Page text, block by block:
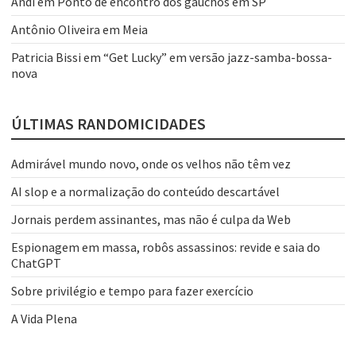
Antônio Oliveira em Meia
Patricia Bissi em “Get Lucky” em versão jazz-samba-bossa-
nova
ÚLTIMAS RANDOMICIDADES
Admirável mundo novo, onde os velhos não têm vez
AI slop e a normalização do conteúdo descartável
Jornais perdem assinantes, mas não é culpa da Web
Espionagem em massa, robôs assassinos: revide e saia do
ChatGPT
Sobre privilégio e tempo para fazer exercício
A Vida Plena